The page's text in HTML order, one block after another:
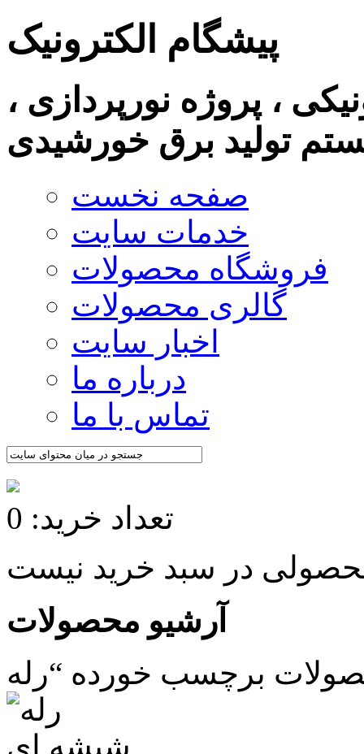
پیشگام الکترونیک
، پروژه نورپردازی ،
تولید برق خورشیدی
صفحه نخست
خدمات سایت
فروشگاه محصولات
گالری محصولات
اخبار سایت
درباره ما
تماس با ما
تعداد خرید: 0
آرشیو محصولات